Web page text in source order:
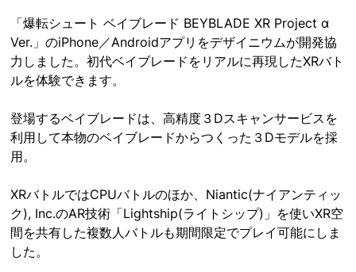
「爆転シュート ベイブレード BEYBLADE XR Project α
Ver.」のiPhone／Androidアプリをデザイニウムが開発協
力しました。初代ベイブレードをリアルに再現したXRバト
ルを体験できます。
登場するベイブレードは、高精度３Dスキャンサービスを
利用して本物のベイブレードからつくった３Dモデルを採
用。
XRバトルではCPUバトルのほか、Niantic(ナイアンティッ
ク), Inc.のAR技術「Lightship(ライトシップ)」を使いXR空
間を共有した複数人バトルも期間限定でプレイ可能にしま
した。